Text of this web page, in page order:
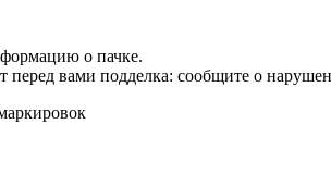
о пачке.
вами подделка: сообщите о